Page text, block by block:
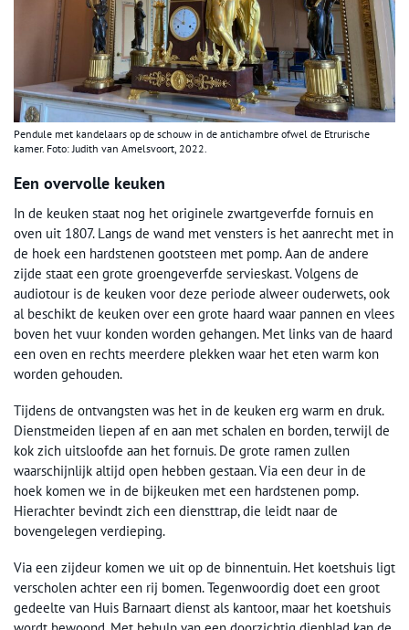
Pendule met kandelaars op de schouw in de antichambre ofwel de Etrurische
kamer. Foto: Judith van Amelsvoort, 2022.
Een overvolle keuken
In de keuken staat nog het originele zwartgeverfde fornuis en
oven uit 1807. Langs de wand met vensters is het aanrecht met in
de hoek een hardstenen gootsteen met pomp. Aan de andere
zijde staat een grote groengeverfde servieskast. Volgens de
audiotour is de keuken voor deze periode alweer ouderwets, ook
al beschikt de keuken over een grote haard waar pannen en vlees
boven het vuur konden worden gehangen. Met links van de haard
een oven en rechts meerdere plekken waar het eten warm kon
worden gehouden.
Tijdens de ontvangsten was het in de keuken erg warm en druk.
Dienstmeiden liepen af en aan met schalen en borden, terwijl de
kok zich uitsloofde aan het fornuis. De grote ramen zullen
waarschijnlijk altijd open hebben gestaan. Via een deur in de
hoek komen we in de bijkeuken met een hardstenen pomp.
Hierachter bevindt zich een diensttrap, die leidt naar de
bovengelegen verdieping.
Via een zijdeur komen we uit op de binnentuin. Het koetshuis ligt
verscholen achter een rij bomen. Tegenwoordig doet een groot
gedeelte van Huis Barnaart dienst als kantoor, maar het koetshuis